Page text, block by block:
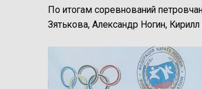
По итогам соревнований
Зятькова, Александр Ногин,